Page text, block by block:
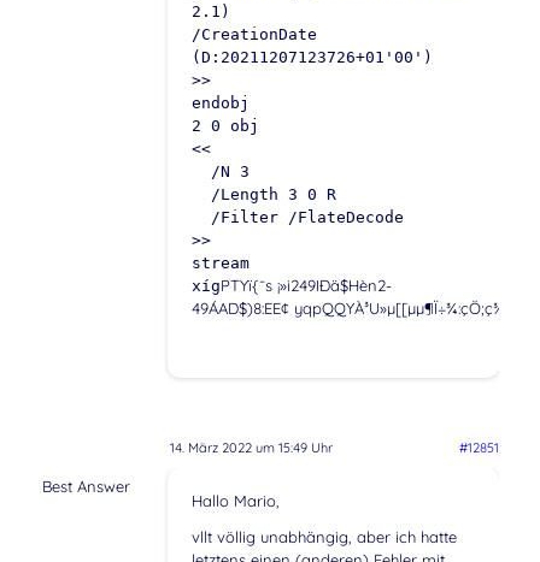
2.1)
/CreationDate
(D:20211207123726+01'00')
>>
endobj
2 0 obj
<<
/N 3
/Length 3 0 R
/Filter /FlateDecode
>>
stream
xígPTYï{¯s ¡»i249IÐä$Hèn2-
49ÁAD$)8:EE¢ yqpQQYÀ³U»µ[[µµ¶Ï÷¾:çÖ;ç¾ºUï«z
14. März 2022 um 15:49 Uhr #12851
Best Answer
Hallo Mario,
vllt völlig unabhängig, aber ich hatte